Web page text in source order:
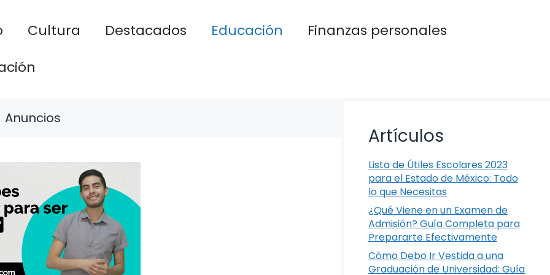
Cultura Destacados Educación
Finanzas personales
Anuncios
Artículos
Lista de Útiles Escolares 2023
para el Estado de México: Todo
lo que Necesitas
¿Qué Viene en un Examen de
Admisión? Guía Completa para
Prepararte Efectivamente
Cómo Debo Ir Vestida a una
Graduación de Universidad: Guía